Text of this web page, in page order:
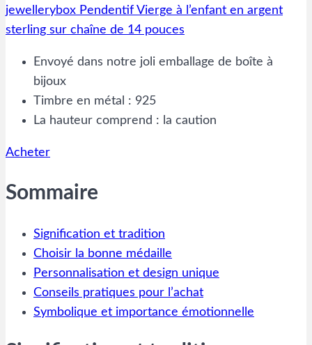
jewellerybox Pendentif Vierge à l’enfant en argent
sterling sur chaîne de 14 pouces
Envoyé dans notre joli emballage de boîte à
bijoux
Timbre en métal : 925
La hauteur comprend : la caution
Acheter
Sommaire
Signification et tradition
Choisir la bonne médaille
Personnalisation et design unique
Conseils pratiques pour l’achat
Symbolique et importance émotionnelle